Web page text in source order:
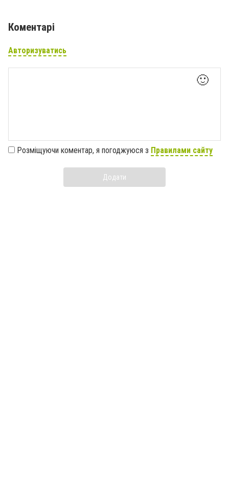
Коментарі
Авторизуватись
🙂
Розміщуючи коментар, я погоджуюся з Правилами сайту
Додати